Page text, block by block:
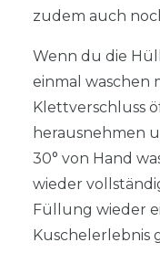
zudem auch
Wenn du die
einmal waschen
Klettverschluss
herausnehmen
30° von Hand
wieder
Füllung wieder
Kuschelerlebnis